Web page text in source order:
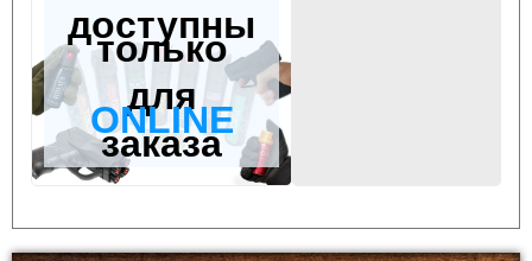
доступны
только
для
ONLINE
заказа